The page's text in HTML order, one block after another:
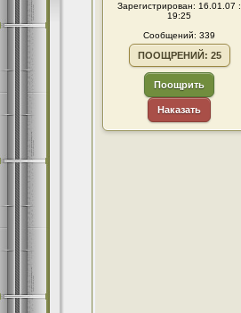
Зарегистрирован: 16.01.07 :
19:25
Сообщений: 339
ПООЩРЕНИЙ: 25
Поощрить
Наказать